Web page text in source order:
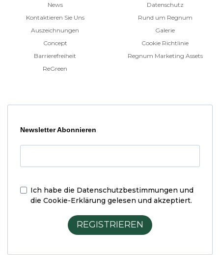
News
Kontaktieren Sie Uns
Auszeichnungen
Concept
Barrierefreiheit
ReGreen
Datenschutz
Rund um Regnum
Galerie
Cookie Richtlinie
Regnum Marketing Assets
Newsletter Abonnieren
Ich habe die Datenschutzbestimmungen und
die Cookie-Erklärung gelesen und akzeptiert.
REGISTRIEREN